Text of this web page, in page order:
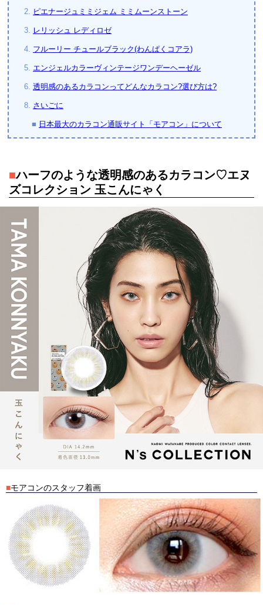
2. ピエナージュミミジェム ミミムーンストーン
3. レリッシュ レディロゼ
4. フルーリー チュールブラック(わんぱくコアラ)
5. エンジェルカラーヴィンテージワンデーヘーゼル
6. 透明感のあるカラコンってどんなカラコン?選び方は?
8. さいごに
■ 日本最大のカラコン通販サイト「モアコン」について
■ハーフのような透明感のあるカラコン♡エヌ
ズコレクション 玉こんにゃく
■モアコンのスタッフ着画